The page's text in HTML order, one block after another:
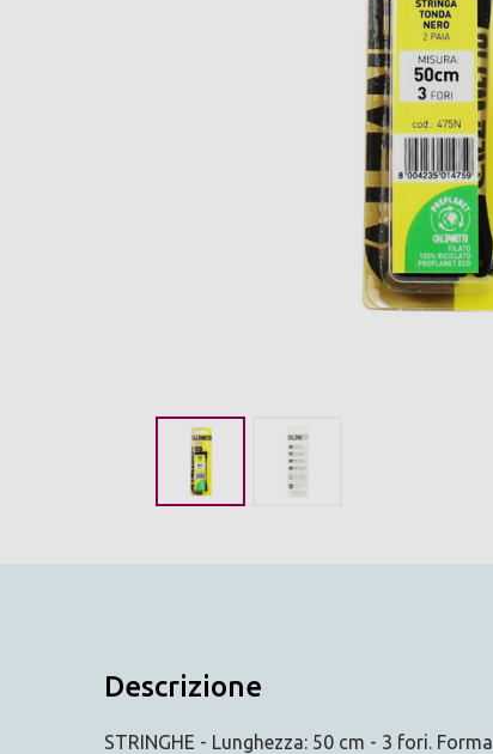
Descrizione
STRINGHE - Lunghezza: 50 cm - 3 fori.